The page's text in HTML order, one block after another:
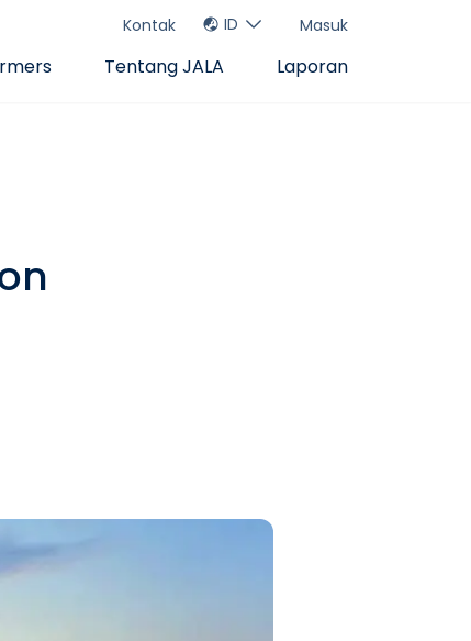
Kontak ID Masuk
Tentang JALA Laporan